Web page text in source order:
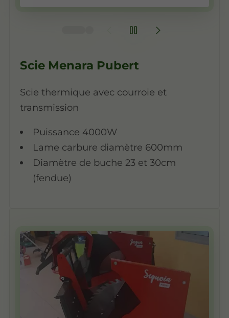
Scie Menara Pubert
Scie thermique avec courroie et
transmission
Puissance 4000W
Lame carbure diamètre 600mm
Diamètre de buche 23 et 30cm
(fendue)